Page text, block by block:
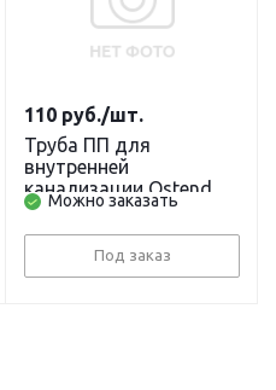
Труба ПП для
внутренней
канализации Ostendorf
HT DN 32 х 500 мм
Можно заказать
110 руб./шт.
Под заказ